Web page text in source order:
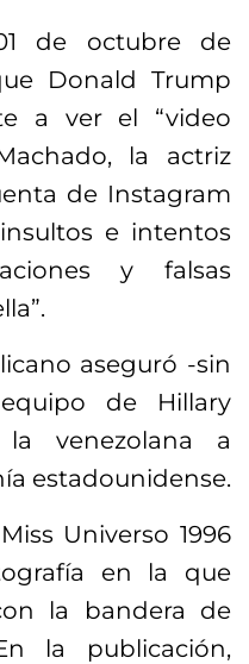
de octubre de
Donald Trump
a ver el “video
la actriz
de Instagram
e intentos
y falsas
aseguró -sin
de Hillary
venezolana a
estadounidense.
Universo 1996
en la que
la bandera de
la publicación,